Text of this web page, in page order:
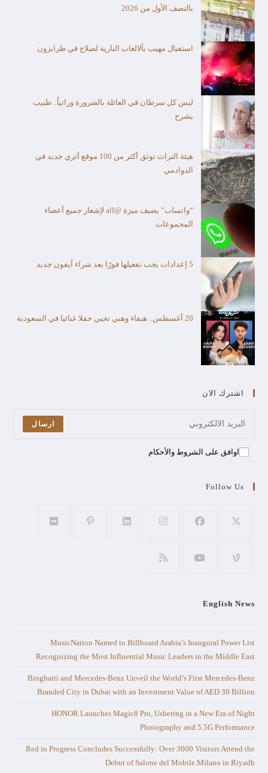
بالنصف الأول من 2026
استقبال مهيب بألالعاب النارية لصلاح في طرابزون
ليس كل سرطان في العائلة بالضرورة وراثياً.. طبيب
يشرح
هيئة التراث توثق أكثر من 100 موقع أثري جديد في
الدوادمي
“واتساب” يضيف ميزة @all لإشعار جميع أعضاء
المجموعات
5 إعدادات يجب تفعيلها فورًا بعد شراء آيفون جديد
20 أغسطس.. هيفاء وهبي تحيي حفلا غنائيا في السعودية
اشترك الان
ارسال
اوافق على الشروط والأحكام
Follow Us
English News
MusicNation Named to Billboard Arabia’s Inaugural Power List
Recognizing the Most Influential Music Leaders in the Middle East
Binghatti and Mercedes-Benz Unveil the World’s First Mercedes-Benz
Branded City in Dubai with an Investment Value of AED 30 Billion
HONOR Launches Magic8 Pro, Ushering in a New Era of Night
Photography and 5.5G Performance
Red in Progress Concludes Successfully: Over 3000 Visitors Attend the
Debut of Salone del Mobile.Milano in Riyadh